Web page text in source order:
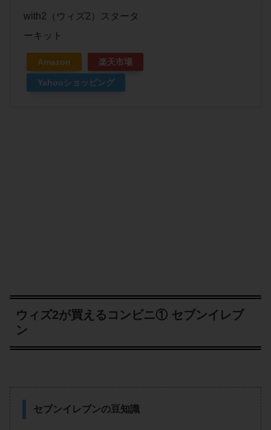
with2（ウィズ2）スタータ
ーキット
Amazon 楽天市場
Yahooショッピング
ウィズ2が買えるコンビニ① セブンイレブ
ン
セブンイレブンの豆知識